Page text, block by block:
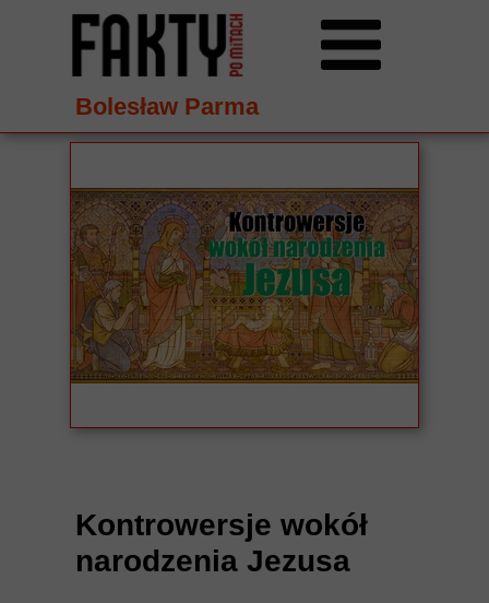
Bolesław Parma
Kontrowersje wokół
narodzenia Jezusa